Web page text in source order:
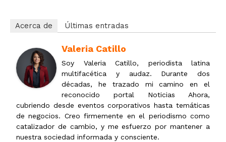
Acerca de Últimas entradas
Valeria Catillo
Soy Valeria Catillo, periodista latina
multifacética y audaz. Durante dos
décadas, he trazado mi camino en el
reconocido portal Noticias Ahora,
cubriendo desde eventos corporativos hasta temáticas
de negocios. Creo firmemente en el periodismo como
catalizador de cambio, y me esfuerzo por mantener a
nuestra sociedad informada y consciente.